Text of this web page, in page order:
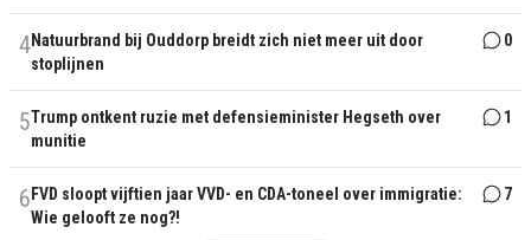
4Natuurbrand bij Ouddorp breidt zich niet meer uit door
stoplijnen
0
5Trump ontkent ruzie met defensieminister Hegseth over
munitie
1
6 FVD sloopt vijftien jaar VVD- en CDA-toneel over immigratie:
Wie gelooft ze nog?!
7